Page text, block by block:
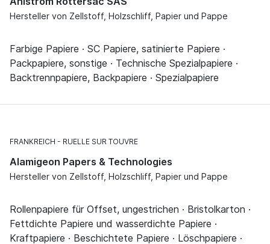
Hersteller von Zellstoff, Holzschliff, Papier und Pappe
Farbige Papiere · SC Papiere, satinierte Papiere ·
Packpapiere, sonstige · Technische Spezialpapiere ·
Backtrennpapiere, Backpapiere · Spezialpapiere
FRANKREICH RUELLE SUR TOUVRE
Alamigeon Papers & Technologies
Hersteller von Zellstoff, Holzschliff, Papier und Pappe
Rollenpapiere für Offset, ungestrichen · Bristolkarton ·
Fettdichte Papiere und wasserdichte Papiere ·
Kraftpapiere · Beschichtete Papiere · Löschpapiere ·